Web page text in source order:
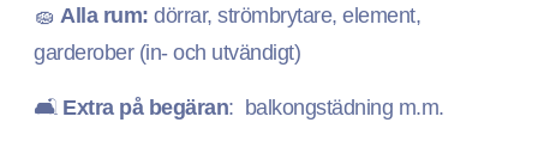
🧽Alla rum: dörrar, strömbrytare, element,
garderober (in- och utvändigt)
🛋️ Extra på begäran: balkongstädning m.m.